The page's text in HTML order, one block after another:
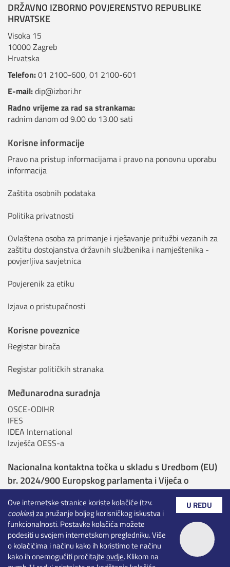
Ove internetske stranice koriste kolačiće (tzv.
cookies) za pružanje boljeg korisničkog iskustva i
funkcionalnosti. Postavke kolačića možete
podesiti u svojem internetskom pregledniku. Više
o kolačićima i načinu kako ih koristimo te načinu
kako ih onemogućiti pročitajteovdje. Klikom na
U REDU
DRŽAVNO IZBORNO POVJERENSTVO REPUBLIKE
HRVATSKE
Visoka 15
10000 Zagreb
Hrvatska
Telefon:01 2100-600, 01 2100-601
E-mail:dip@izbori.hr
Radno vrijeme za rad sa strankama:
radnim danom od 9.00 do 13.00 sati
Korisne informacije
Pravo na pristup informacijama i pravo na ponovnu uporabu
informacija
Zaštita osobnih podataka
Politika privatnosti
Ovlaštena osoba za primanje i rješavanje pritužbi vezanih za
zaštitu dostojanstva državnih službenika i namještenika -
povjerljiva savjetnica
Povjerenik za etiku
Izjava o pristupačnosti
Korisne poveznice
Registar birača
Registar političkih stranaka
Međunarodna suradnja
OSCE-ODIHR
IFES
IDEA International
Izvješća OESS-a
Nacionalna kontaktna točka u skladu s Uredbom (EU)
br. 2024/900 Europskog parlamenta i Vijeća o
transparentnosti i ciljanju u političkom oglašavanju
Nadležna tijela sukladno Uredbi o umjetnoj
inteligenciji
Rezultati izbora - otvoreni podaci